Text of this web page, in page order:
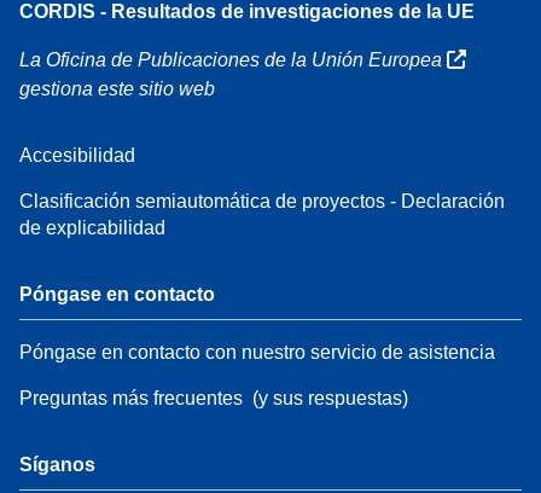
CORDIS - Resultados de investigaciones de la UE
La Oficina de Publicaciones de la Unión Europea
gestiona este sitio web
Accesibilidad
Clasificación semiautomática de proyectos - Declaración
de explicabilidad
Póngase en contacto
Póngase en contacto con nuestro servicio de asistencia
Preguntas más frecuentes (y sus respuestas)
Síganos